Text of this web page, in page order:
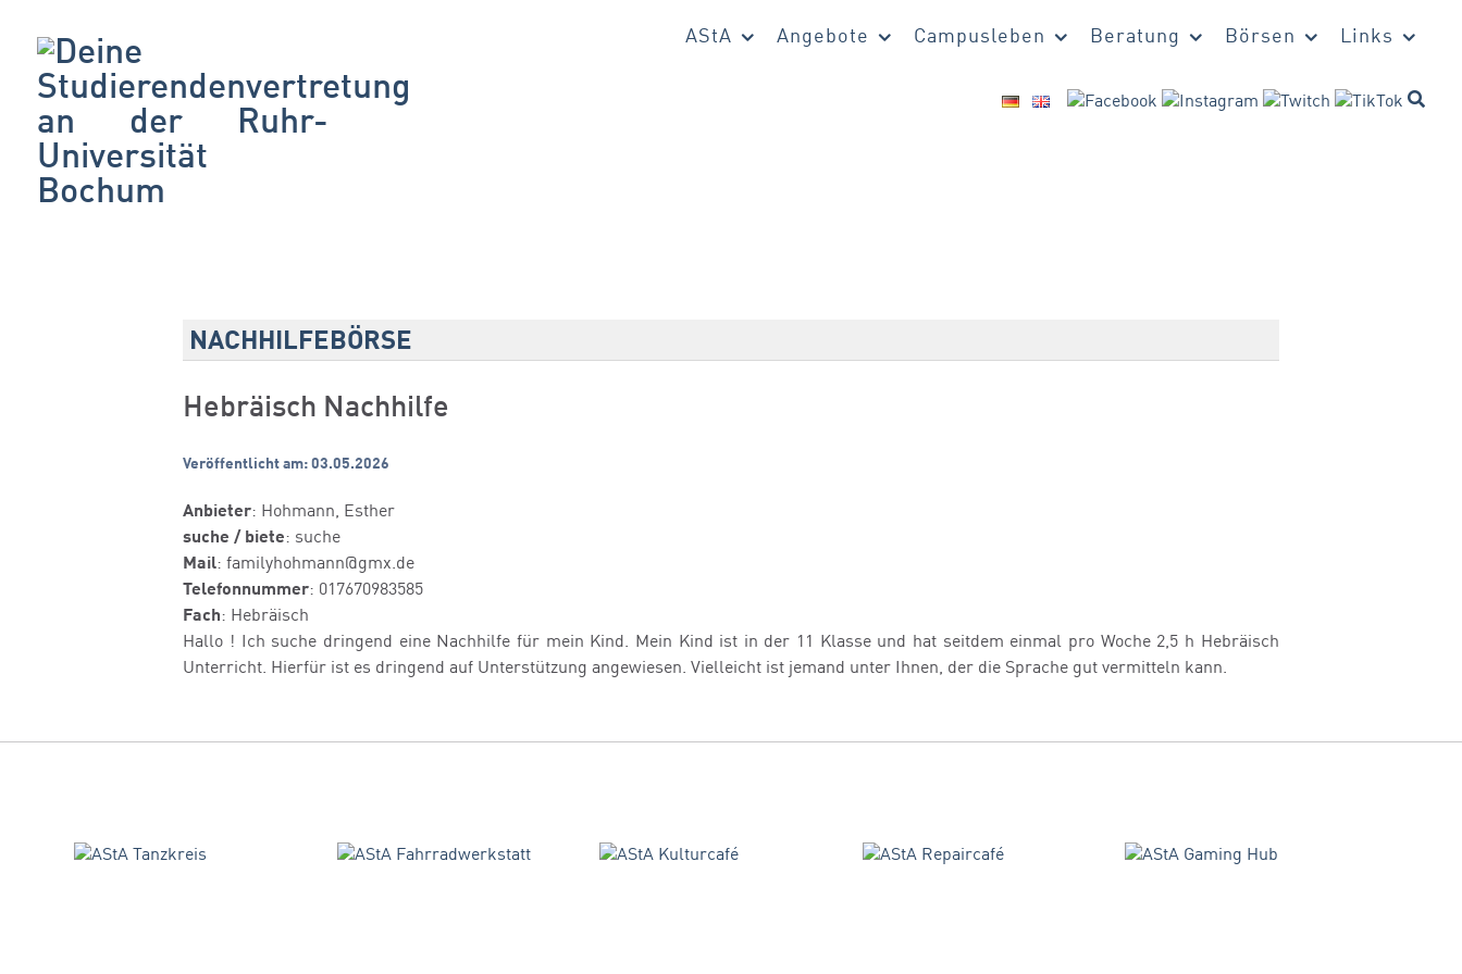
AStA Angebote Campusleben Beratung Börsen Links
NACHHILFEBÖRSE
Hebräisch Nachhilfe
Veröffentlicht am: 03.05.2026
Anbieter: Hohmann, Esther
suche / biete: suche
Mail: familyhohmann@gmx.de
Telefonnummer: 017670983585
Fach: Hebräisch
Hallo ! Ich suche dringend eine Nachhilfe für mein Kind. Mein Kind ist in der 11 Klasse und hat seitdem einmal pro Woche 2,5 h Hebräisch
Unterricht. Hierfür ist es dringend auf Unterstützung angewiesen. Vielleicht ist jemand unter Ihnen, der die Sprache gut vermitteln kann.